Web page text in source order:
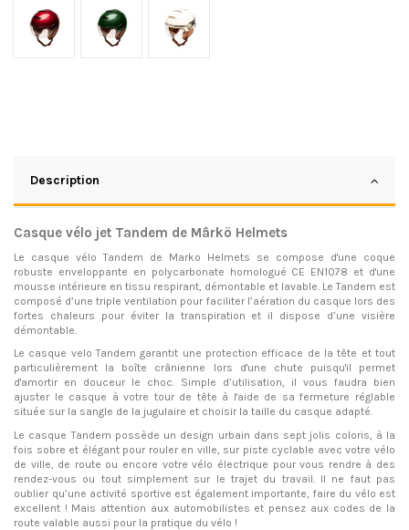
Cherry Green Crème Zadig
Description
Casque vélo jet Tandem de Mârkö Helmets
Le casque vélo Tandem de Marko Helmets se compose d'une coque
robuste enveloppante en polycarbonate homologué CE EN1078 et d'une
mousse intérieure en tissu respirant, démontable et lavable. Le Tandem est
composé d’une triple ventilation pour faciliter l’aération du casque lors des
fortes chaleurs pour éviter la transpiration et il dispose d’une visière
démontable.
Le casque veloTandem garantit une protection efficace de la tête et tout
particulièrement la boîte crânienne lors d'une chute puisqu'il permet
d'amortir en douceur le choc. Simple d’utilisation, il vous faudra bien
ajuster le casque à votre tour de tête à l'aide de sa fermeture réglable
située sur la sangle de la jugulaire et choisir la taille du casque adapté.
Le casque Tandem possède un design urbain dans sept jolis coloris, à la
fois sobre et élégant pour rouler en ville, sur piste cyclable avec votre vélo
de ville, de route ou encore votre vélo électrique pour vous rendre à des
rendez-vous ou tout simplement sur le trajet du travail. Il ne faut pas
oublier qu’une activité sportive est également importante, faire du vélo est
excellent ! Mais attention aux automobilistes et pensez aux codes de la
route valable aussi pour la pratique du vélo !